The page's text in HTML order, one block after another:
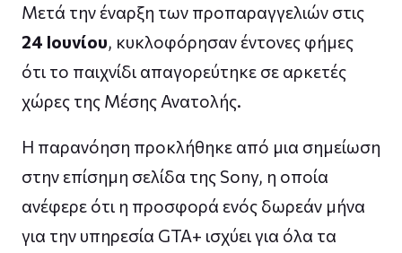
Μετά την έναρξη των προπαραγγελιών στις
24 Ιουνίου, κυκλοφόρησαν έντονες φήμες
ότι το παιχνίδι απαγορεύτηκε σε αρκετές
χώρες της Μέσης Ανατολής.
Η παρανόηση προκλήθηκε από μια σημείωση
στην επίσημη σελίδα της Sony, η οποία
ανέφερε ότι η προσφορά ενός δωρεάν μήνα
για την υπηρεσία GTA+ ισχύει για όλα τα